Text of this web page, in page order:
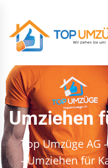
Umziehen
Top Umzüge AG
- Umziehen für